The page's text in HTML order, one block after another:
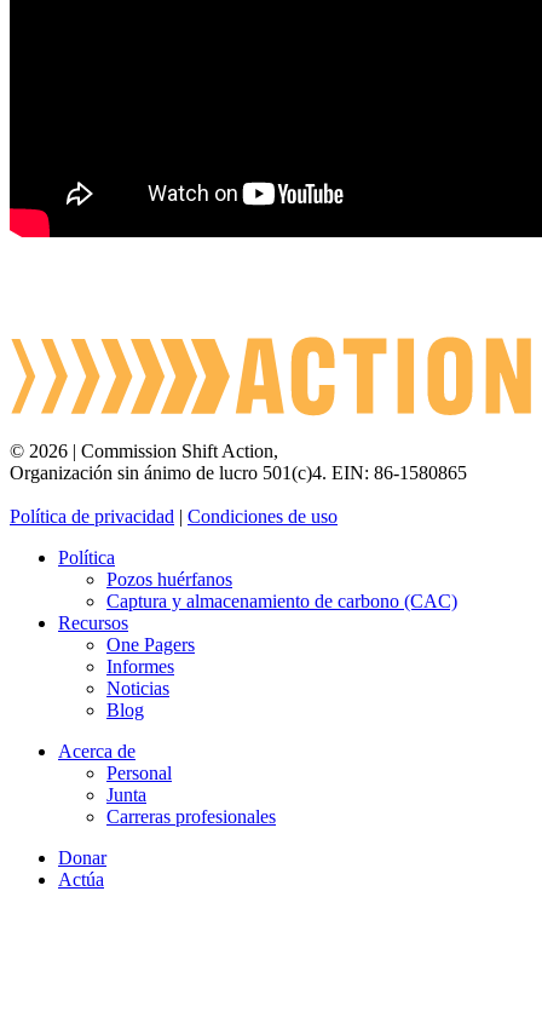
© 2026 | Commission ShiftAction,
Organización sin ánimo de lucro 501(c)4. EIN: 86-1580865
Política de privacidad | Condiciones de uso
Política
Pozos huérfanos
Captura y almacenamiento de carbono (CAC)
Recursos
One Pagers
Informes
Noticias
Blog
Acerca de
Personal
Junta
Carreras profesionales
Donar
Actúa